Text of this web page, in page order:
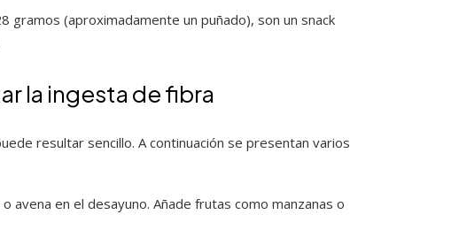
gramos (aproximadamente un puñado), son un snack
la ingesta de fibra
resultar sencillo. A continuación se presentan varios
avena en el desayuno. Añade frutas como manzanas o